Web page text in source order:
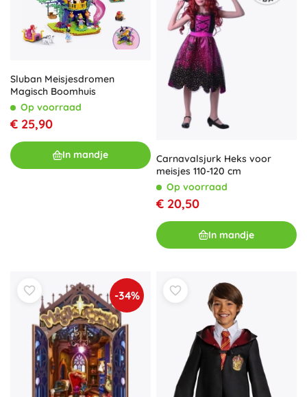
Sluban Meisjesdromen
Magisch Boomhuis
Op voorraad
€ 25,90
In mandje
Carnavalsjurk Heks voor
meisjes 110-120 cm
Op voorraad
€ 20,50
In mandje
-34%